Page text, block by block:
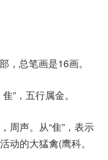
，总笔画是16画。
”，五行属金。
周声。从“隹”，表示
动的大猛禽(鹰科。